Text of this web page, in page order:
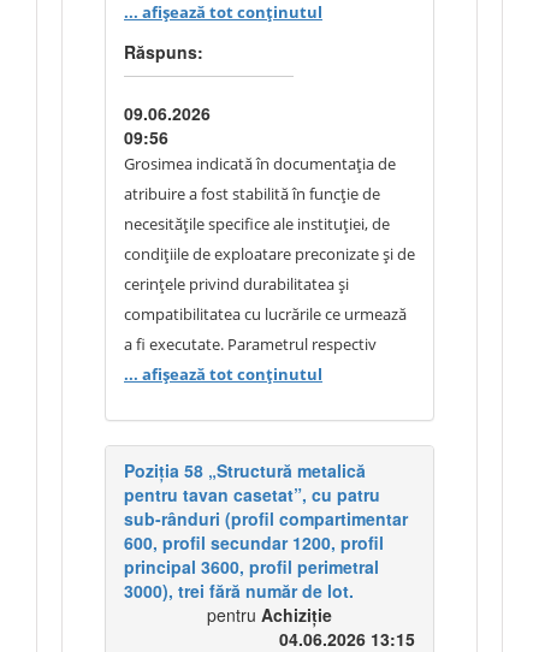
majoritatea producătorilor fabrică
materiale cu grosimea de 7–8 mm. Vă
mulțumim.
... afișează tot conținutul
Răspuns:
09.06.2026
09:56
Grosimea indicată în documentația de
atribuire a fost stabilită în funcție de
necesitățile specifice ale instituției, de
condițiile de exploatare preconizate și de
cerințele privind durabilitatea și
compatibilitatea cu lucrările ce urmează
a fi executate. Parametrul respectiv
reprezintă o cerință minimă tehnică
contractantă. Având în vedere
necesitățile operaționale ale instituției și
faptul că specificațiile tehnice au fost
stabilite în baza acestora, documentația
de atribuire rămâne nemodificată.
... afișează tot conținutul
Poziția 58 „Structură metalică
pentru tavan casetat”, cu patru
sub-rânduri (profil compartimentar
600, profil secundar 1200, profil
principal 3600, profil perimetral
3000), trei fără număr de lot.
pentru Achiziție
04.06.2026 13:15